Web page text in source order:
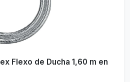
Flexo de Ducha 1,60 m en